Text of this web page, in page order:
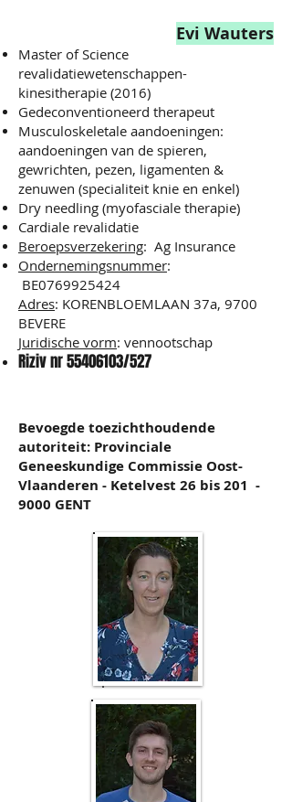
Evi Wauters
Master of Science
revalidatiewetenschappen-
kinesitherapie (2016)
Gedeconventioneerd therapeut
Musculoskeletale aandoeningen:
aandoeningen van de spieren,
gewrichten, pezen, ligamenten &
zenuwen (specialiteit knie en enkel)
Dry needling (myofasciale therapie)
Cardiale revalidatie
Beroepsverzekering: Ag Insurance
Ondernemingsnummer:
BE0769925424
Adres: KORENBLOEMLAAN 37a, 9700
BEVERE
Juridische vorm: vennootschap
Riziv nr55406103/527
Bevoegde toezichthoudende
autoriteit: Provinciale
Geneeskundige Commissie Oost-
Vlaanderen - Ketelvest 26 bis 201 -
9000 GENT